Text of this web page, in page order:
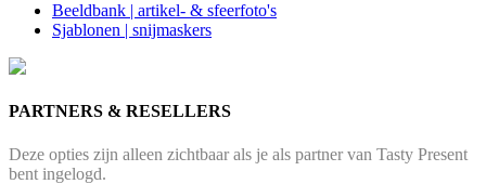
Beeldbank | artikel- & sfeerfoto's
Sjablonen | snijmaskers
PARTNERS & RESELLERS
Deze opties zijn alleen zichtbaar als je als partner van Tasty Present
bent ingelogd.